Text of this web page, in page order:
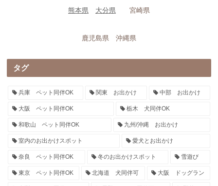
熊本県 大分県 宮崎県
鹿児島県 沖縄県
タグ
兵庫 ペット同伴OK 関東 お出かけ 中部 お出かけ
大阪 ペット同伴OK 栃木 犬同伴OK
和歌山 ペット同伴OK 九州/沖縄 お出かけ
室内のお出かけスポット 愛犬とお出かけ
奈良 ペット同伴OK 冬のお出かけスポット 雪遊び
東京 ペット同伴OK 北海道 犬同伴可 大阪 ドッグラン